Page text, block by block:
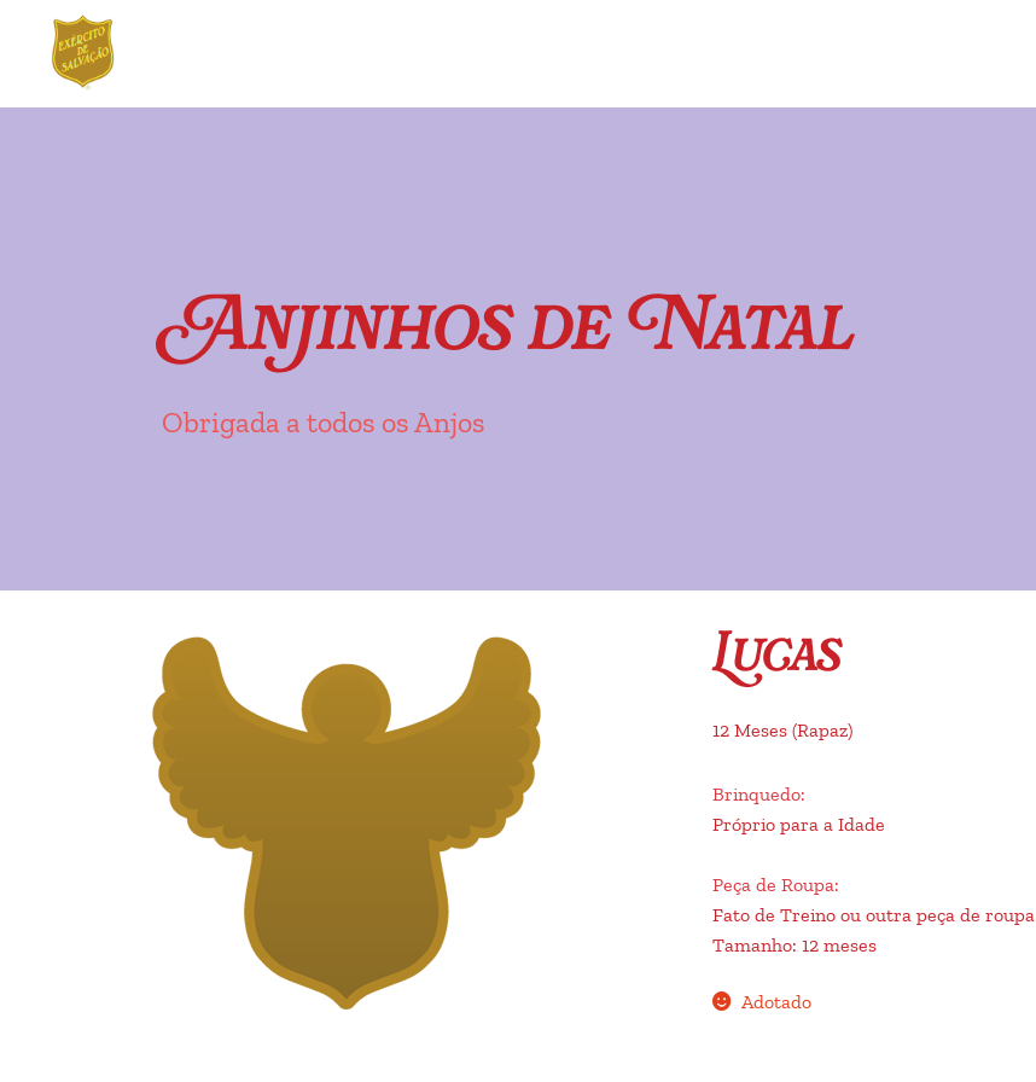
navegação
conteúdo
Anjinhos de Natal
Obrigada a todos os Anjos
Lucas
12 Meses (Rapaz)
Brinquedo:
Próprio para a Idade
Peça de Roupa:
Fato de Treino ou outra peça de roupa
Tamanho: 12 meses
Adotado